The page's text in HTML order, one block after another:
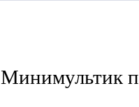
Минимультик